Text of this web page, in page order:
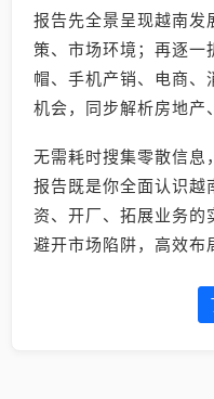
报告先全景呈现越南发
策、市场环境；再逐一
帽、手机产销、电商、
机会，同步解析房地产
无需耗时搜集零散信息
报告既是你全面认识越
资、开厂、拓展业务的
避开市场陷阱，高效布